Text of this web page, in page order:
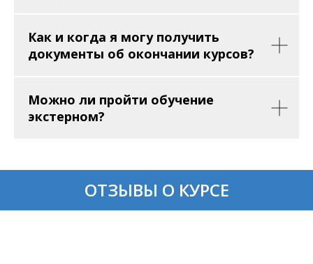
Как и когда я могу получить
документы об окончании курсов?
Можно ли пройти обучение
экстерном?
ОТЗЫВЫ О КУРСЕ